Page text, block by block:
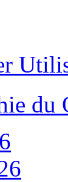
du